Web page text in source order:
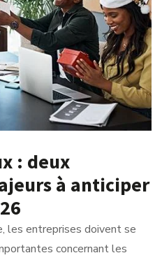
: deux
à anticiper
les entreprises doivent se
concernant les